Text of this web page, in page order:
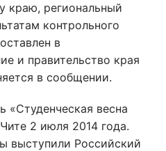
краю, региональный
контрольного
в
и правительство края
в сообщении.
«Студенческая весна
2 июля 2014 года.
выступили Российский